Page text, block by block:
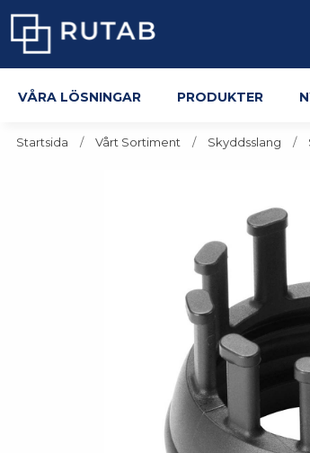
Våra lösningar Produkter
Startsida Vårt Sortiment Skyddsslang